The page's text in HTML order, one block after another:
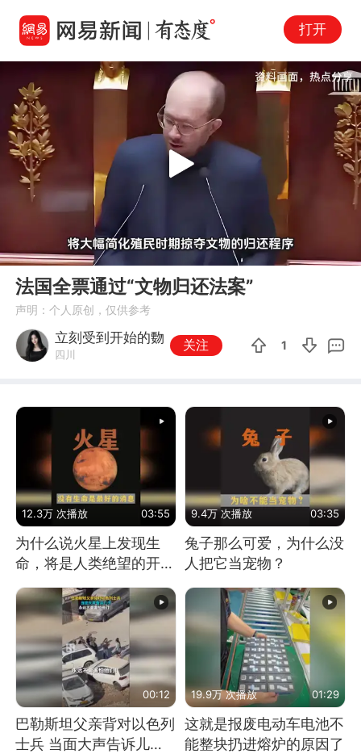
打开
00:00 01:05
Play
法国全票通过“文物归还法案”
声明：个人原创，仅供参考
立刻受到开始的覅
四川
关注 1
12.3万 次播放 03:55
为什么说火星上发现生
命，将是人类绝望的开
9.4万 次播放 03:35
兔子那么可爱，为什么没
人把它当宠物？
00:12
巴勒斯坦父亲背对以色列
士兵 当面大声告诉儿
19.9万 次播放 01:29
这就是报废电动车电池不
能整块扔进熔炉的原因了